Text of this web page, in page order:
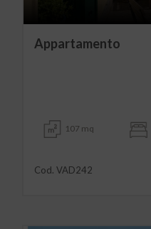
Appartamento
107 mq
Cod. VAD242